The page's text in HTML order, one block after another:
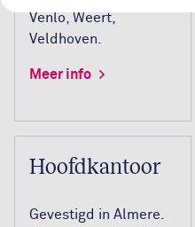
Venlo, Weert,
Veldhoven.
Meer info
Hoofdkantoor
Gevestigd in Almere.